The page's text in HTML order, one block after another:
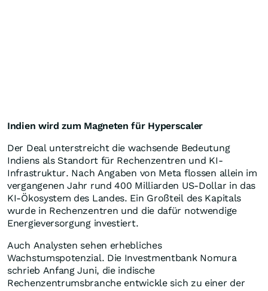
Indien wird zum Magneten für Hyperscaler
Der Deal unterstreicht die wachsende Bedeutung
Indiens als Standort für Rechenzentren und KI-
Infrastruktur. Nach Angaben von Meta flossen allein im
vergangenen Jahr rund 400 Milliarden US-Dollar in das
KI-Ökosystem des Landes. Ein Großteil des Kapitals
wurde in Rechenzentren und die dafür notwendige
Energieversorgung investiert.
Auch Analysten sehen erhebliches
Wachstumspotenzial. Die Investmentbank Nomura
schrieb Anfang Juni, die indische
Rechenzentrumsbranche entwickle sich zu einer der